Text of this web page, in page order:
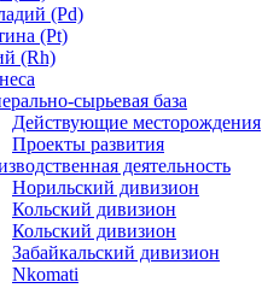
(Pd)
(Pt)
(Rh)
сырьевая база
Действующие месторождения
Проекты развития
деятельность
Норильский дивизион
Кольский дивизион
Кольский дивизион
Забайкальский дивизион
Nkomati